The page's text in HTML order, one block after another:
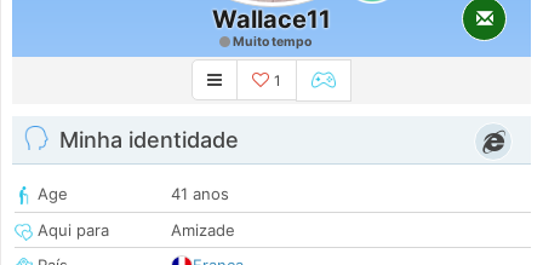
Wallace11
Muito tempo
1
Minha identidade
Age
41 anos
Aqui para
Amizade